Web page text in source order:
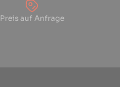
Preis auf Anfrage